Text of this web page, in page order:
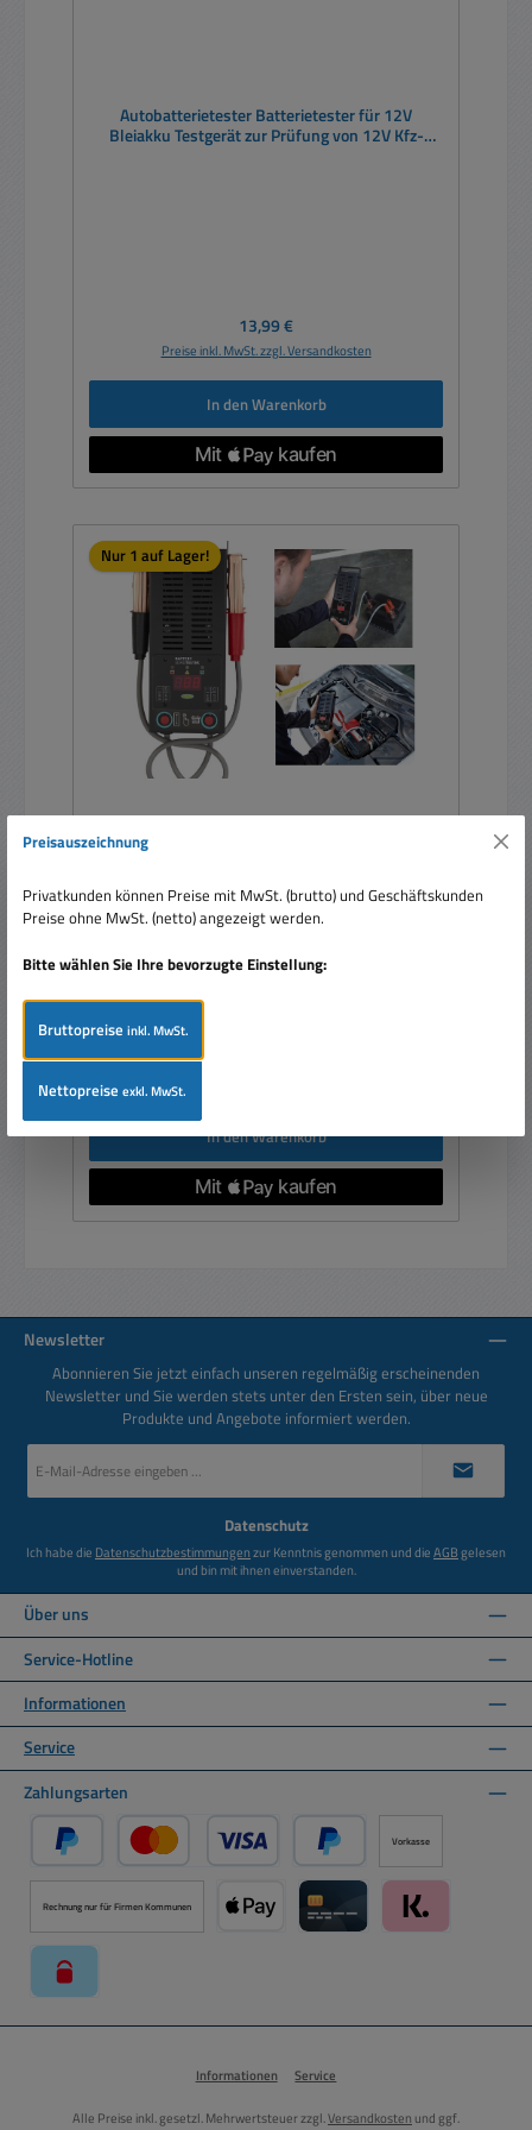
Autobatterietester Batterietester für 12V
Bleiakku Testgerät zur Prüfung von 12V Kfz-
Regulärer Preis:
13,99 €
Preise inkl. MwSt. zzgl. Versandkosten
In den Warenkorb
Nur 1 auf Lager!
Autobatterietester Batterietester für 12V
Preise inkl. MwSt. zzgl. Versandkosten
In den Warenkorb
Newsletter
Abonnieren Sie jetzt einfach unseren regelmäßig erscheinenden
Newsletter und Sie werden stets unter den Ersten sein, über neue
Produkte und Angebote informiert werden.
Mail-
Datenschutz
Ich habe die Datenschutzbestimmungenzur Kenntnis genommen und dieAGBgelesen
und bin mit ihnen einverstanden.
Über uns
Service-Hotline
Informationen
Service
Zahlungsarten
PayPal Kredit- oder Debitkarte über PayPal
Später Bezahlen über PayPal
Vorkasse
Rechnung nur für Firmen Kommunen
Informationen Service
Alle Preise inkl. gesetzl. Mehrwertsteuer zzgl.Versandkosten und ggf.
Preisauszeichnung
Privatkunden können Preise mit MwSt. (brutto) und Geschäftskunden
Preise ohne MwSt. (netto) angezeigt werden.
Bitte wählen Sie Ihre bevorzugte Einstellung:
Bruttopreiseinkl. MwSt.
Nettopreiseexkl. MwSt.